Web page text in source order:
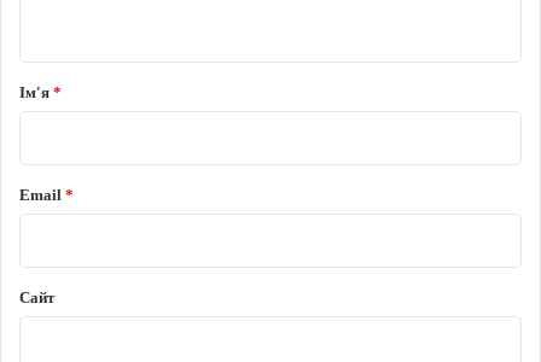
Ім'я *
Email *
Сайт